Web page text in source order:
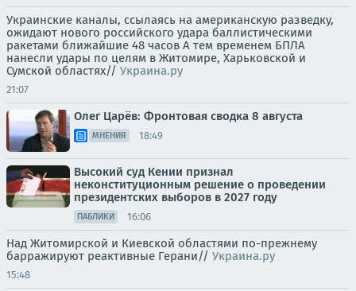
Украинские каналы, ссылаясь на американскую разведку,
ожидают нового российского удара баллистическими
ракетами ближайшие 48 часов А тем временем БПЛА
нанесли удары по целям в Житомире, Харьковской и
Сумской областях// Украина.ру
21:07
Олег Царёв: Фронтовая сводка 8 августа
МНЕНИЯ 18:49
Высокий суд Кении признал
неконституционным решение о проведении
президентских выборов в 2027 году
ПАБЛИКИ 16:06
Над Житомирской и Киевской областями по-прежнему
барражируют реактивные Герани// Украина.ру
15:48